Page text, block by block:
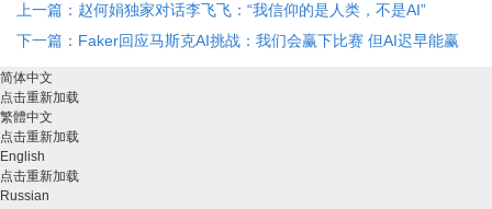
上一篇：赵何娟独家对话李飞飞：“我信仰的是人类，不是AI”
下一篇：Faker回应马斯克AI挑战：我们会赢下比赛 但AI迟早能赢
简体中文
点击重新加载
繁體中文
点击重新加载
English
点击重新加载
Russian